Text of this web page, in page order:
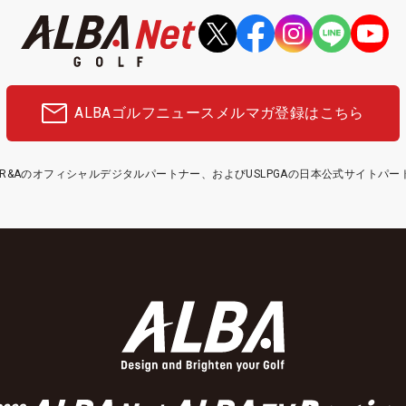
ALBAゴルフニュース メルマガ登録はこちら
のオフィシャルデジタルパートナー、およびUSLPGAの日本公式サイトパー